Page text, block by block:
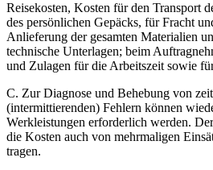
Reisekosten, Kosten für den Transport
des persönlichen Gepäcks, für Fracht
Anlieferung der gesamten Materialien
technische Unterlagen; beim
und Zulagen für die Arbeitszeit sowie
C. Zur Diagnose und Behebung von
(intermittierenden) Fehlern können
Werkleistungen erforderlich werden.
die Kosten auch von mehrmaligen
tragen.